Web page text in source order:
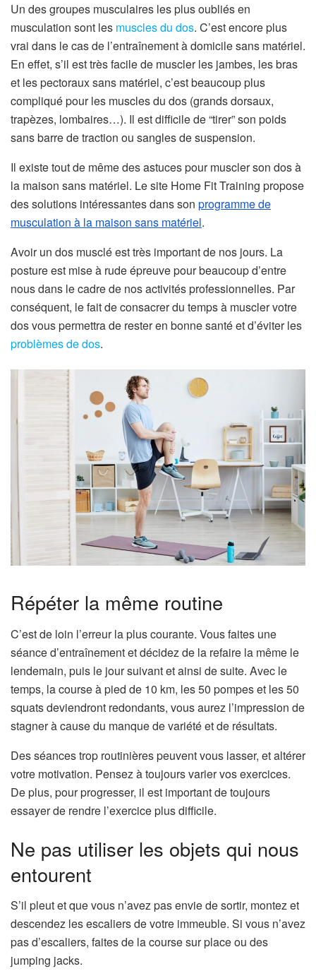
Un des groupes musculaires les plus oubliés en
musculation sont les muscles du dos. C’est encore plus
vrai dans le cas de l’entraînement à domicile sans matériel.
En effet, s’il est très facile de muscler les jambes, les bras
et les pectoraux sans matériel, c’est beaucoup plus
compliqué pour les muscles du dos (grands dorsaux,
trapèzes, lombaires…). Il est difficile de “tirer” son poids
sans barre de traction ou sangles de suspension.
Il existe tout de même des astuces pour muscler son dos à
la maison sans matériel. Le site Home Fit Training propose
des solutions intéressantes dans son programme de
musculation à la maison sans matériel.
Avoir un dos musclé est très important de nos jours. La
posture est mise à rude épreuve pour beaucoup d’entre
nous dans le cadre de nos activités professionnelles. Par
conséquent, le fait de consacrer du temps à muscler votre
dos vous permettra de rester en bonne santé et d’éviter les
problèmes de dos.
Répéter la même routine
C’est de loin l’erreur la plus courante. Vous faites une
séance d’entraînement et décidez de la refaire la même le
lendemain, puis le jour suivant et ainsi de suite. Avec le
temps, la course à pied de 10 km, les 50 pompes et les 50
squats deviendront redondants, vous aurez l’impression de
stagner à cause du manque de variété et de résultats.
Des séances trop routinières peuvent vous lasser, et altérer
votre motivation. Pensez à toujours varier vos exercices.
De plus, pour progresser, il est important de toujours
essayer de rendre l’exercice plus difficile.
Ne pas utiliser les objets qui nous
entourent
S’il pleut et que vous n’avez pas envie de sortir, montez et
descendez les escaliers de votre immeuble. Si vous n’avez
pas d’escaliers, faites de la course sur place ou des
jumping jacks.